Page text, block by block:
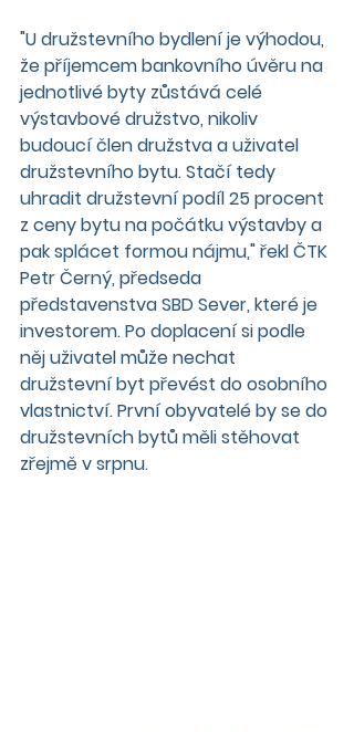
"U družstevního bydlení je výhodou,
že příjemcem bankovního úvěru na
jednotlivé byty zůstává celé
výstavbové družstvo, nikoliv
budoucí člen družstva a uživatel
družstevního bytu. Stačí tedy
uhradit družstevní podíl 25 procent
z ceny bytu na počátku výstavby a
pak splácet formou nájmu," řekl ČTK
Petr Černý, předseda
představenstva SBD Sever, které je
investorem. Po doplacení si podle
něj uživatel může nechat
družstevní byt převést do osobního
vlastnictví. První obyvatelé by se do
družstevních bytů měli stěhovat
zřejmě v srpnu.